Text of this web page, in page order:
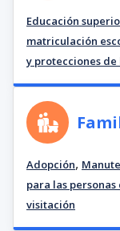
Educación
matriculación
y protecciones
Adopción,
para las
visitación